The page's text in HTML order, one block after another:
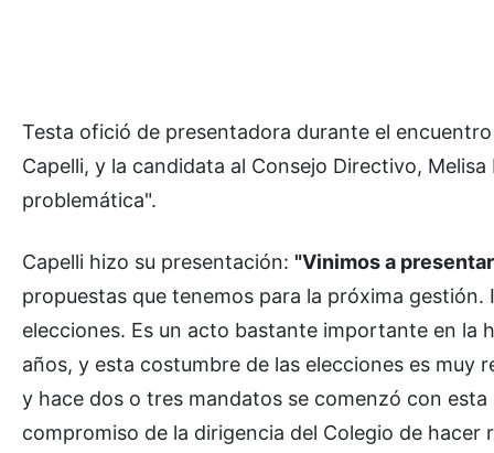
Testa ofició de presentadora durante el
Capelli, y la candidata al Consejo Directivo,
problemática".
Capelli hizo su presentación: "Vinimos a
propuestas que tenemos para la próxima
elecciones. Es un acto bastante importante en la
años, y esta costumbre de las elecciones es muy
y hace dos o tres mandatos se comenzó con
compromiso de la dirigencia del Colegio de